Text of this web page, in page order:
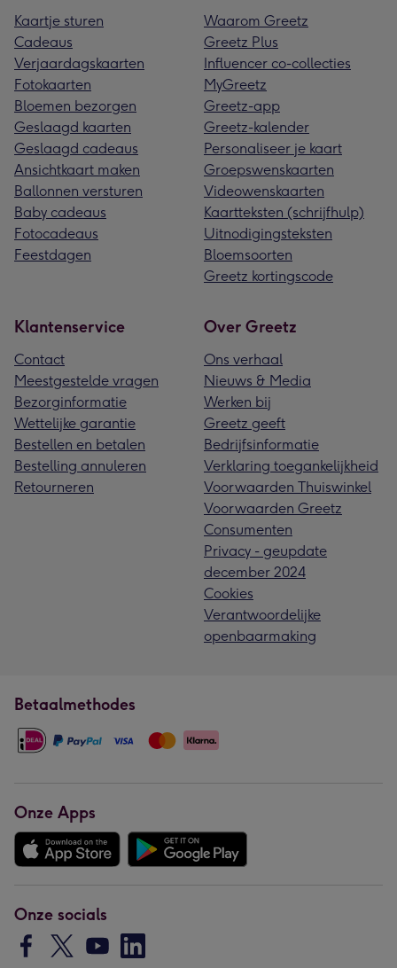
Kaartje sturen
Cadeaus
Verjaardagskaarten
Fotokaarten
Bloemen bezorgen
Geslaagd kaarten
Geslaagd cadeaus
Ansichtkaart maken
Ballonnen versturen
Baby cadeaus
Fotocadeaus
Feestdagen
Waarom Greetz
Greetz Plus
Influencer co-collecties
MyGreetz
Greetz-app
Greetz-kalender
Personaliseer je kaart
Groepswenskaarten
Videowenskaarten
Kaartteksten (schrijfhulp)
Uitnodigingsteksten
Bloemsoorten
Greetz kortingscode
Klantenservice
Contact
Meestgestelde vragen
Bezorginformatie
Wettelijke garantie
Bestellen en betalen
Bestelling annuleren
Retourneren
Over Greetz
Ons verhaal
Nieuws & Media
Werken bij
Greetz geeft
Bedrijfsinformatie
Verklaring toegankelijkheid
Voorwaarden Thuiswinkel
Voorwaarden Greetz
Consumenten
Privacy - geupdate
december 2024
Cookies
Verantwoordelijke
openbaarmaking
Betaalmethodes
Onze Apps
Onze socials